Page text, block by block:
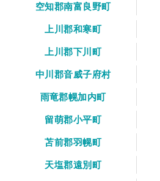
空知郡南富良野町
上川郡和寒町
上川郡下川町
中川郡音威子府村
雨竜郡幌加内町
留萌郡小平町
苫前郡羽幌町
天塩郡遠別町